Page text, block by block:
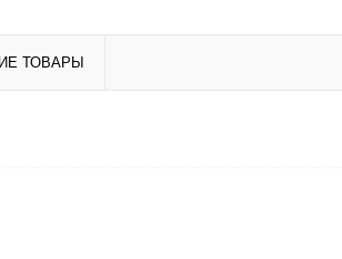
ТОВАРЫ